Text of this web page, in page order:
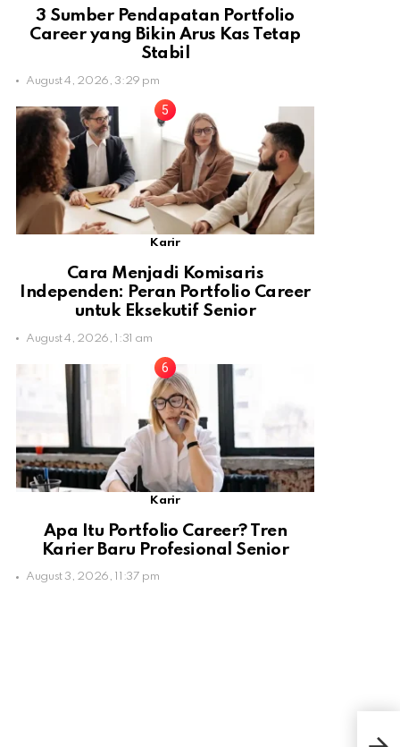
3 Sumber Pendapatan Portfolio
Career yang Bikin Arus Kas Tetap
Stabil
August 4, 2026, 3:29 pm
Karir
Cara Menjadi Komisaris
Independen: Peran Portfolio Career
untuk Eksekutif Senior
August 4, 2026, 1:31 am
Karir
Apa Itu Portfolio Career? Tren
Karier Baru Profesional Senior
August 3, 2026, 11:37 pm